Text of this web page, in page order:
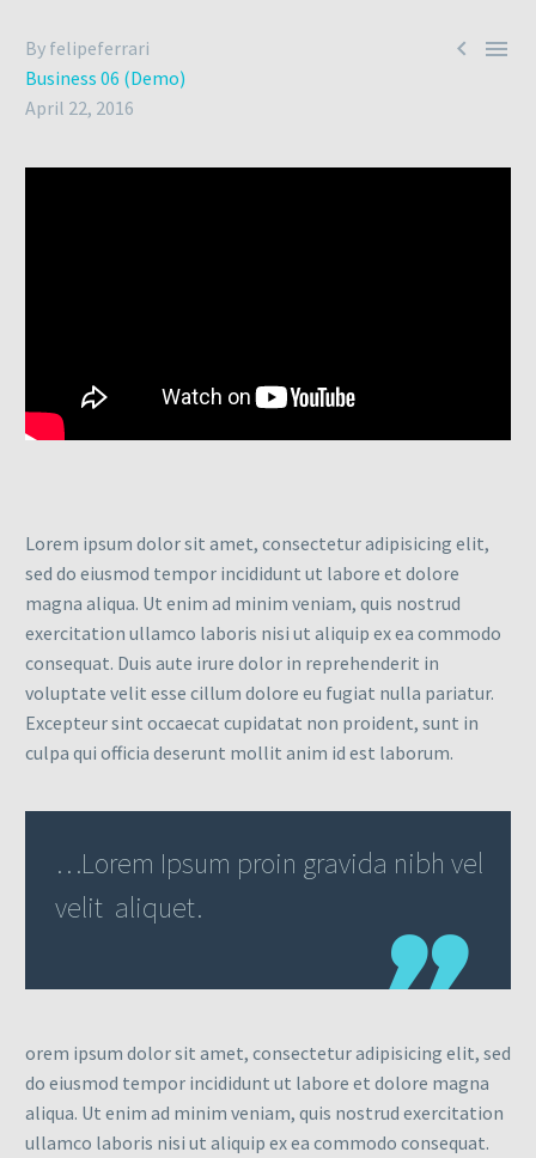
 
By felipeferrari
Business 06 (Demo)
April 22, 2016
Lorem ipsum dolor sit amet, consectetur adipisicing elit,
sed do eiusmod tempor incididunt ut labore et dolore
magna aliqua. Ut enim ad minim veniam, quis nostrud
exercitation ullamco laboris nisi ut aliquip ex ea commodo
consequat. Duis aute irure dolor in reprehenderit in
voluptate velit esse cillum dolore eu fugiat nulla pariatur.
Excepteur sint occaecat cupidatat non proident, sunt in
culpa qui officia deserunt mollit anim id est laborum.
…Lorem Ipsum proin gravida nibh vel
velit aliquet.
orem ipsum dolor sit amet, consectetur adipisicing elit, sed
do eiusmod tempor incididunt ut labore et dolore magna
aliqua. Ut enim ad minim veniam, quis nostrud exercitation
ullamco laboris nisi ut aliquip ex ea commodo consequat.